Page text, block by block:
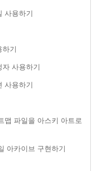
사용하기
하기
사용하기
사용하기
맵 파일을 아스키 아트로
아카이브 구현하기